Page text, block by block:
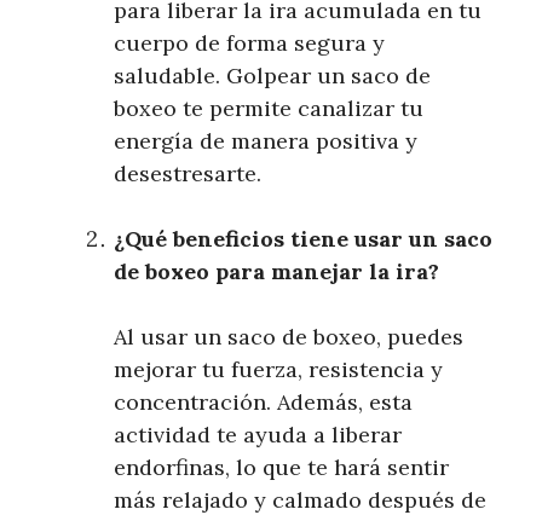
para liberar la ira acumulada en tu
cuerpo de forma segura y
saludable. Golpear un saco de
boxeo te permite canalizar tu
energía de manera positiva y
desestresarte.
¿Qué beneficios tiene usar un saco
de boxeo para manejar la ira?
Al usar un saco de boxeo, puedes
mejorar tu fuerza, resistencia y
concentración. Además, esta
actividad te ayuda a liberar
endorfinas, lo que te hará sentir
más relajado y calmado después de